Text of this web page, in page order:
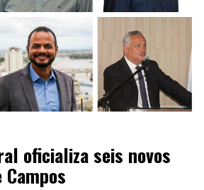
oficializa seis novos